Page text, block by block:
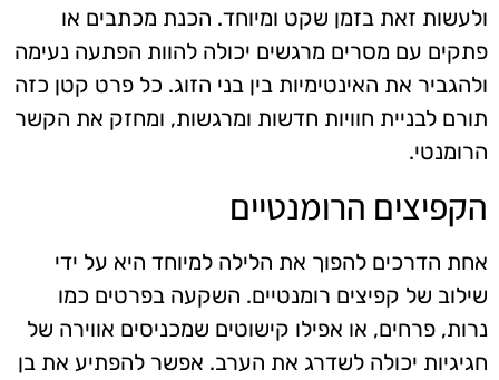
ולעשות זאת בזמן שקט ומיוחד. הכנת מכתבים או
פתקים עם מסרים מרגשים יכולה להוות הפתעה נעימה
ולהגביר את האינטימיות בין בני הזוג. כל פרט קטן כזה
תורם לבניית חוויות חדשות ומרגשות, ומחזק את הקשר
הרומנטי.
הקפיצים הרומנטיים
אחת הדרכים להפוך את הלילה למיוחד היא על ידי
שילוב של קפיצים רומנטיים. השקעה בפרטים כמו
נרות, פרחים, או אפילו קישוטים שמכניסים אווירה של
חגיגיות יכולה לשדרג את הערב. אפשר להפתיע את בן